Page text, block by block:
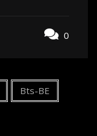
0
Bts-BE